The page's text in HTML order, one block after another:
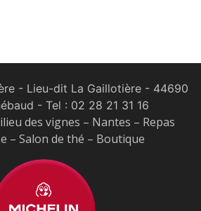
- Lieu-dit La Gaillotière - 44690
- Tel : 02 28 21 31 16
des vignes – Nantes – Repas
– Salon de thé – Boutique